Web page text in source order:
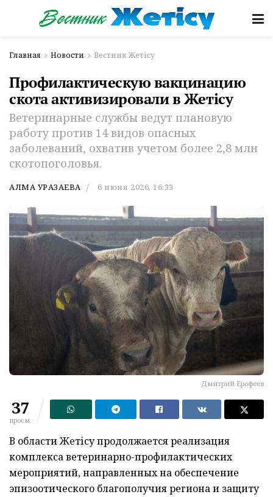
Главная Новости Вестник Жетісу
Профилактическую вакцинацию
скота активизировали в Жетісу
Ветеринарные службы ведут плановую
работу против 14 видов опасных
заболеваний, охватив учетом более 2,8 млн
скотопоголовья.
АЛМА УРАЗАЕВА 6 июня 2026, 16:33
Дмитрий Ерофеев
37
просм.
В области Жетісу продолжается реализация
комплекса ветеринарно-профилактических
мероприятий, направленных на обеспечение
эпизоотического благополучия региона и защиту